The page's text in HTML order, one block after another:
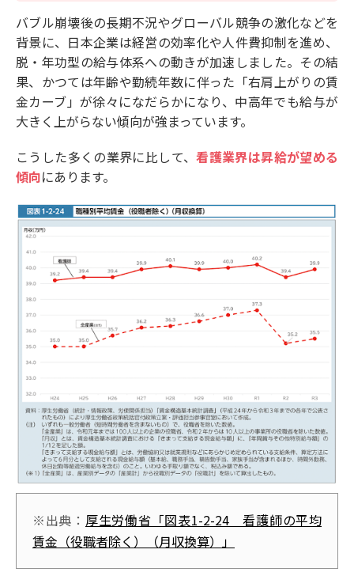
バブル崩壊後の長期不況やグローバル競争の激化などを
背景に、日本企業は経営の効率化や人件費抑制を進め、
脱・年功型の給与体系への動きが加速しました。その結
果、かつては年齢や勤続年数に伴った「右肩上がりの賃
金カーブ」が徐々になだらかになり、中高年でも給与が
大きく上がらない傾向が強まっています。
こうした多くの業界に比して、看護業界は昇給が望める
傾向にあります。
※出典： 厚生労働省「図表1-2-24 看護師の平均
賃金（役職者除く）（月収換算）」